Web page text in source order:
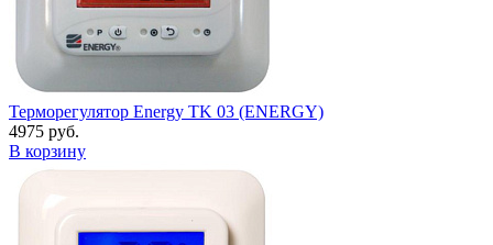
Терморегулятор Energy TK 03 (ENERGY)
4975 руб.
В корзину